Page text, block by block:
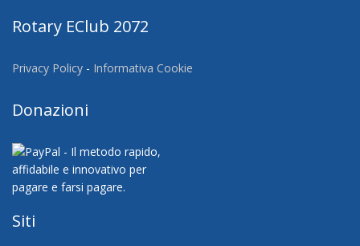
Rotary EClub 2072
Privacy Policy - Informativa Cookie
Donazioni
Siti